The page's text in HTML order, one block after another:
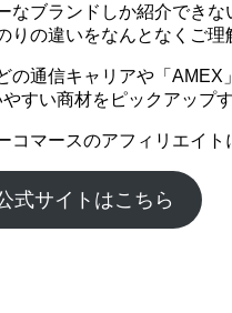
ブランドしか紹介でき
の違いをなんとなくご理
通信キャリアや「
すい商材をピックアップ
マースのアフィリエイ
式サイトはこちら